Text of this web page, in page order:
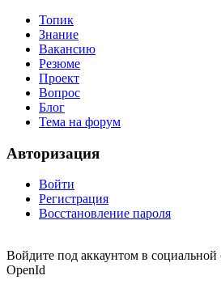
Топик
Знание
Вакансию
Резюме
Проект
Вопрос
Блог
Тема на форум
Авторизация
Войти
Регистрация
Восстановление пароля
Войдите под аккаунтом в
OpenId